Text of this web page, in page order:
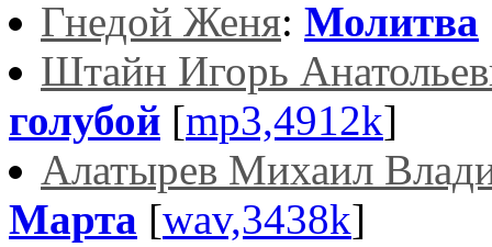
Гнедой Женя: Молитва
Штайн Игорь
голубой [mp3,4912k]
Алатырев Михаил
Марта [wav,3438k]